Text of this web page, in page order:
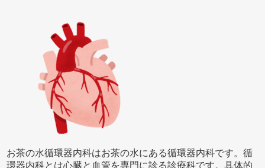
お茶の水循環器内科はお茶の水にある循環器内科です。循
環器内科とは心臓と血管を専門に診る診療科です。具体的